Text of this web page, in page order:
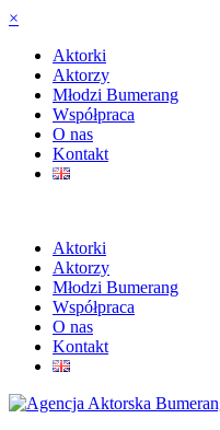
×
Aktorki
Aktorzy
Młodzi Bumerang
Współpraca
O nas
Kontakt
Aktorki
Aktorzy
Młodzi Bumerang
Współpraca
O nas
Kontakt